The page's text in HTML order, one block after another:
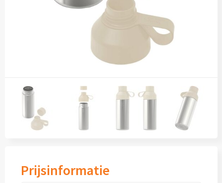
Fullcolour mokken bedrukken
Geschenksets
Prijsinformatie